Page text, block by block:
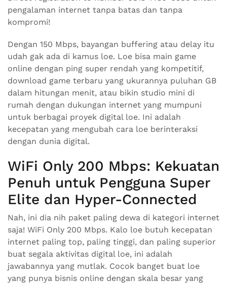
pengalaman internet tanpa batas dan tanpa
kompromi!
Dengan 150 Mbps, bayangan buffering atau delay itu
udah gak ada di kamus loe. Loe bisa main game
online dengan ping super rendah yang kompetitif,
download game terbaru yang ukurannya puluhan GB
dalam hitungan menit, atau bikin studio mini di
rumah dengan dukungan internet yang mumpuni
untuk berbagai proyek digital loe. Ini adalah
kecepatan yang mengubah cara loe berinteraksi
dengan dunia digital.
WiFi Only 200 Mbps: Kekuatan
Penuh untuk Pengguna Super
Elite dan Hyper-Connected
Nah, ini dia nih paket paling dewa di kategori internet
saja! WiFi Only 200 Mbps. Kalo loe butuh kecepatan
internet paling top, paling tinggi, dan paling superior
buat segala aktivitas digital loe, ini adalah
jawabannya yang mutlak. Cocok banget buat loe
yang punya bisnis online dengan skala besar yang